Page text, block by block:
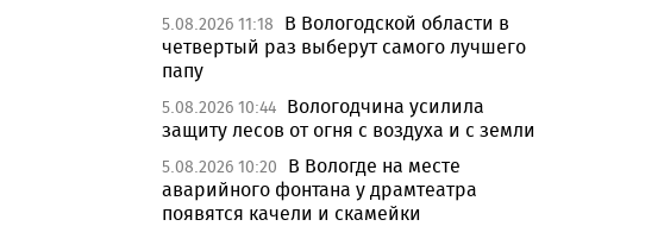
5.08.2026 11:18
В Вологодской области в
четвертый раз выберут самого лучшего
папу
5.08.2026 10:44 Вологодчина усилила
защиту лесов от огня с воздуха и с земли
5.08.2026 10:20
В Вологде на месте
аварийного фонтана у драмтеатра
появятся качели и скамейки